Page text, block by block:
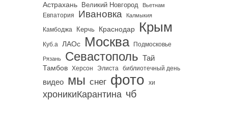
Астрахань Великий Новгород Вьетнам
Евпатория Ивановка Калмыкия
Камбоджа Керчь Краснодар Крым
Куб.а ЛАОс Москва Подмосковье
Рязань Севастополь Тай
Тамбов Херсон Элиста библиотечный день
видео мы снег фото хи
хроникиКарантина чб